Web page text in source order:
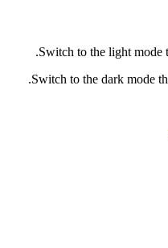
Switch to the light mode
Switch to the dark mode